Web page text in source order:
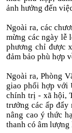
ảnh hưởng đến
Ngoài ra, các
mừng các ngày lễ
phương chỉ được
đảm bảo phù hợp
Ngoài ra, Phòng
giao phối hợp với
chính trị - xã hội,
trưởng các ấp đẩy
nâng cao ý thức
thanh có âm